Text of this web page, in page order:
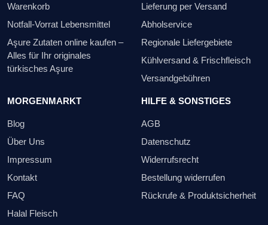
Warenkorb
Notfall-Vorrat Lebensmittel
Aşure Zutaten online kaufen –
Alles für Ihr originales
türkisches Aşure
Lieferung per Versand
Abholservice
Regionale Liefergebiete
Kühlversand & Frischfleisch
Versandgebühren
MORGENMARKT
Blog
Über Uns
Impressum
Kontakt
FAQ
Halal Fleisch
HILFE & SONSTIGES
AGB
Datenschutz
Widerrufsrecht
Bestellung widerrufen
Rückrufe & Produktsicherheit